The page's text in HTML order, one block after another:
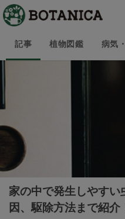
記事 植物図鑑 病気
家の中で発生しやす
因、駆除方法まで紹介